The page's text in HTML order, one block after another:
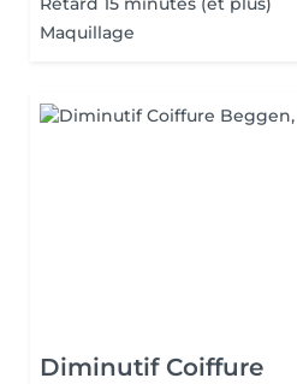
Maquillage
Diminutif Coiffure